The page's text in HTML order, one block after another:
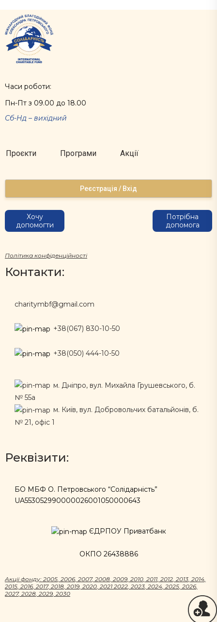
Часи роботи:
Пн-Пт з 09.00 до 18.00
Сб-Нд – вихідний
Проєкти Програми Акції
Реєстрація / Вхід
Хочу
допомогти
Потрібна
допомога
Політика конфіденційності
Контакти:
charitymbf@gmail.com
+38(067) 830-10-50
+38(050) 444-10-50
м. Дніпро, вул. Михайла Грушевського, б.
№ 55а
м. Київ, вул. Добровольчих батальйонів, б.
№ 21, офіс 1
Реквізити:
БО МБФ О. Петровського “Солідарність”
UA553052990000026001050000643
ЄДРПОУ Приватбанк
ОКПО 26438886
Акцii фонду: 2005, 2006, 2007, 2008, 2009, 2010, 2011, 2012, 2013, 2014,
2015, 2016, 2017, 2018, 2019, 2020, 2021 2022, 2023, 2024, 2025, 2026,
2027, 2028, 2029, 2030